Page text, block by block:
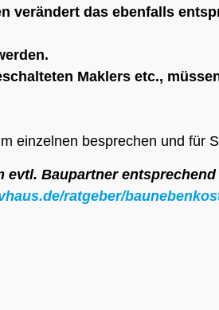
verändert das ebenfalls
Maklers etc.,
einzelnen besprechen und für
Baupartner
ratgeber/